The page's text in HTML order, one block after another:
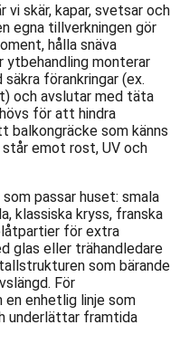
vi skär, kapar, svetsar och
egna tillverkningen gör
hålla snäva
monterar
förankringar (ex.
och avslutar med täta
för att hindra
balkongräcke som känns
emot rost, UV och
passar huset: smala
klassiska kryss, franska
för extra
glas eller trähandledare
som bärande
För
en enhetlig linje som
underlättar framtida